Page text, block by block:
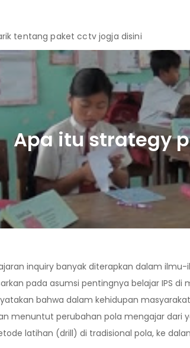
tentang paket cctv jogja disini
Apa itu strategy
inquiry banyak diterapkan dalam
pada asumsi pentingnya belajar IPS
bahwa dalam kehidupan
menuntut perubahan pola mengajar
latihan (drill) di tradisional pola, ke